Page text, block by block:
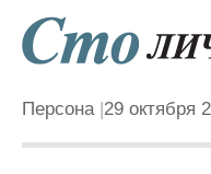
Персона 29 октября